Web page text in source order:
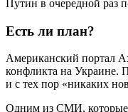
Путин в очередной раз
Есть ли план?
Американский портал
конфликта на Украине.
и с тех пор «никаких
Одним из СМИ, которые